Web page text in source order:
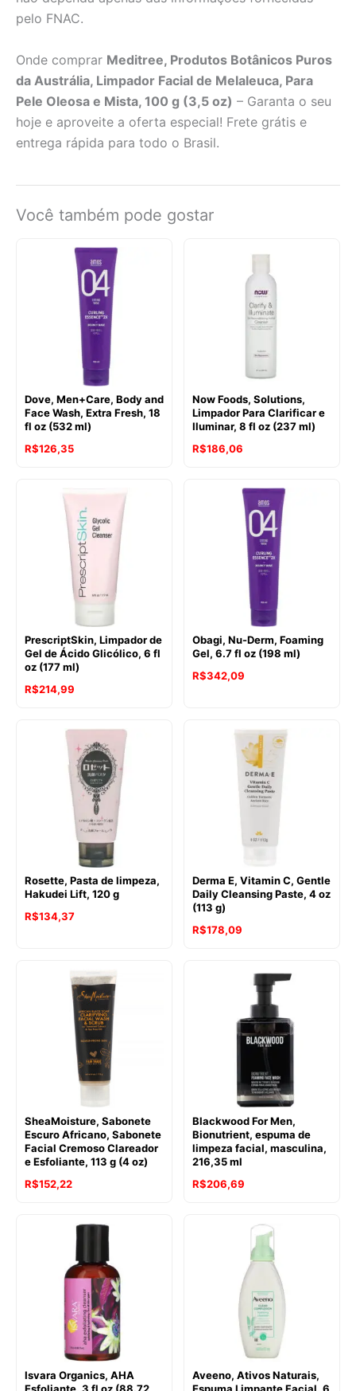
pelo FNAC.
Onde comprar Meditree, Produtos Botânicos Puros
da Austrália, Limpador Facial de Melaleuca, Para
Pele Oleosa e Mista, 100 g (3,5 oz) – Garanta o seu
hoje e aproveite a oferta especial! Frete grátis e
entrega rápida para todo o Brasil.
Você também pode gostar
Dove, Men+Care, Body and
Face Wash, Extra Fresh, 18
fl oz (532 ml)
R$126,35
Now Foods, Solutions,
Limpador Para Clarificar e
Iluminar, 8 fl oz (237 ml)
R$186,06
PrescriptSkin, Limpador de
Gel de Ácido Glicólico, 6 fl
oz (177 ml)
R$214,99
Obagi, Nu-Derm, Foaming
Gel, 6.7 fl oz (198 ml)
R$342,09
Rosette, Pasta de limpeza,
Hakudei Lift, 120 g
R$134,37
Derma E, Vitamin C, Gentle
Daily Cleansing Paste, 4 oz
(113 g)
R$178,09
SheaMoisture, Sabonete
Escuro Africano, Sabonete
Facial Cremoso Clareador
e Esfoliante, 113 g (4 oz)
R$152,22
Blackwood For Men,
Bionutrient, espuma de
limpeza facial, masculina,
216,35 ml
R$206,69
Isvara Organics, AHA
Aveeno, Ativos Naturais,